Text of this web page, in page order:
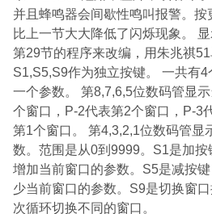
并且蜂鸣器会间歇性鸣叫报警。
比上一节大大降低了闪烁现象。
第29节的程序来改编，用朱兆祺
S1,S5,S9作为独立按键。 一共有
一个参数。 第8,7,6,5位数码管显
个窗口，P-2代表第2个窗口，P-3
第1个窗口。 第4,3,2,1位数码管显
数。范围是从0到9999。S1是加
增加当前窗口的参数。S5是减按
少当前窗口的参数。S9是切换窗
次循环切换不同的窗口。